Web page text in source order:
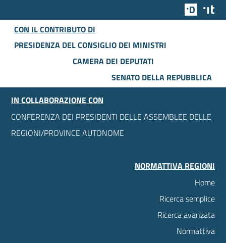
Team
CON IL CONTRIBUTO DI
PRESIDENZA DEL CONSIGLIO DEI MINISTRI
CAMERA DEI DEPUTATI
SENATO DELLA REPUBBLICA
IN COLLABORAZIONE CON
CONFERENZA DEI PRESIDENTI DELLE ASSEMBLEE DELLE
REGIONI/PROVINCE AUTONOME
NORMATTIVA REGIONI
Home
Ricerca semplice
Ricerca avanzata
Normattiva